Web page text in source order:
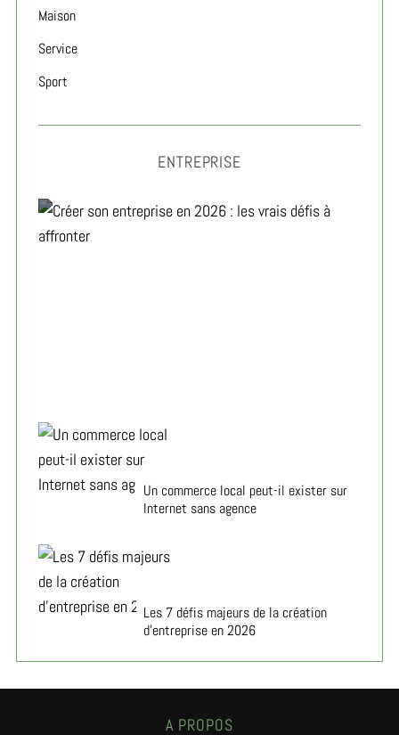
Maison
Service
Sport
ENTREPRISE
Un commerce local peut-il exister sur
Internet sans agence
Les 7 défis majeurs de la création
d’entreprise en 2026
A PROPOS